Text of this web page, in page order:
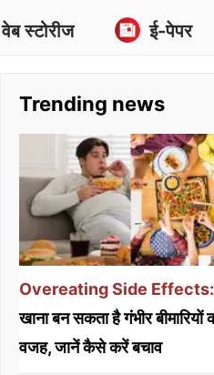
वेब स्टोरीज ई-पेपर
Trending news
Overeating Side Effects:
खाना बन सकता है गंभीर बीमारियों
वजह, जानें कैसे करें बचाव